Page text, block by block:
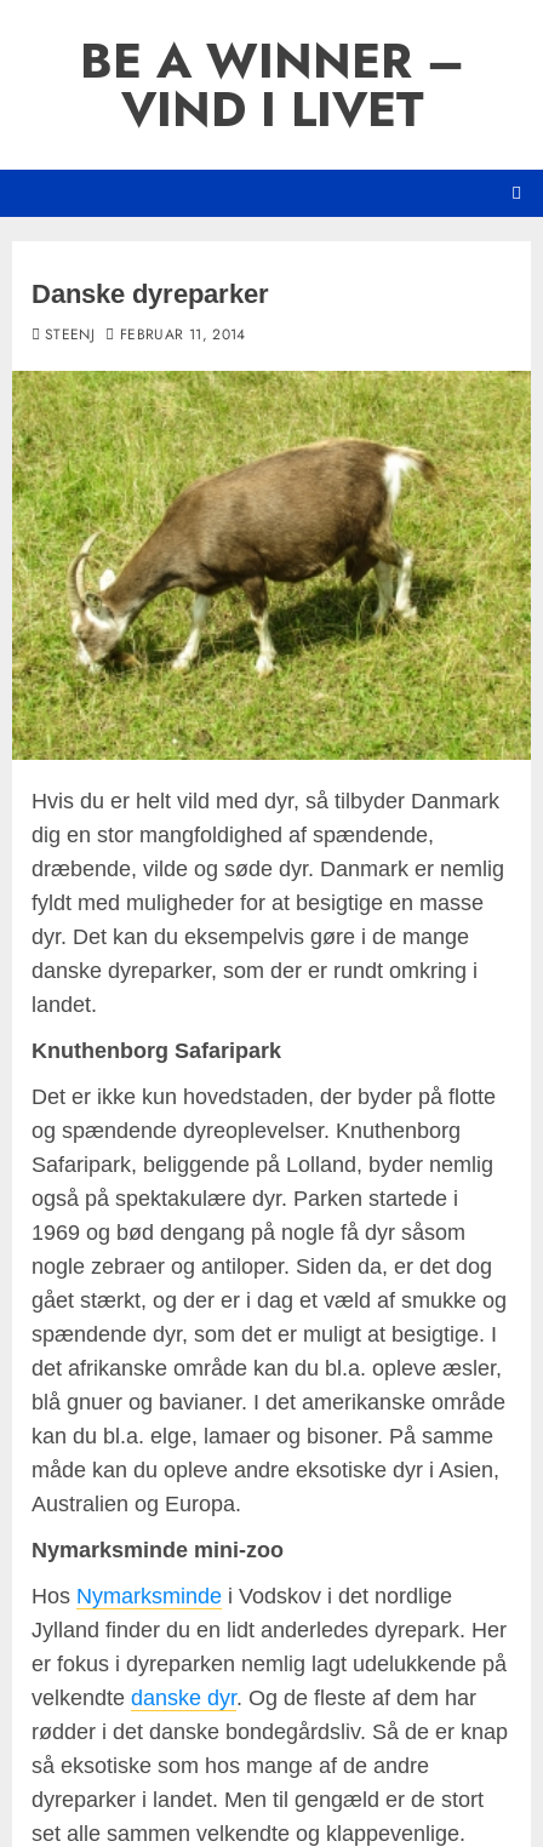
BE A WINNER –
VIND I LIVET
Danske dyreparker
STEENJ FEBRUAR 11, 2014
Hvis du er helt vild med dyr, så tilbyder Danmark
dig en stor mangfoldighed af spændende,
dræbende, vilde og søde dyr. Danmark er nemlig
fyldt med muligheder for at besigtige en masse
dyr. Det kan du eksempelvis gøre i de mange
danske dyreparker, som der er rundt omkring i
landet.
Knuthenborg Safaripark
Det er ikke kun hovedstaden, der byder på flotte
og spændende dyreoplevelser. Knuthenborg
Safaripark, beliggende på Lolland, byder nemlig
også på spektakulære dyr. Parken startede i
1969 og bød dengang på nogle få dyr såsom
nogle zebraer og antiloper. Siden da, er det dog
gået stærkt, og der er i dag et væld af smukke og
spændende dyr, som det er muligt at besigtige. I
det afrikanske område kan du bl.a. opleve æsler,
blå gnuer og bavianer. I det amerikanske område
kan du bl.a. elge, lamaer og bisoner. På samme
måde kan du opleve andre eksotiske dyr i Asien,
Australien og Europa.
Nymarksminde mini-zoo
Hos Nymarksminde i Vodskov i det nordlige
Jylland finder du en lidt anderledes dyrepark. Her
er fokus i dyreparken nemlig lagt udelukkende på
velkendte danske dyr. Og de fleste af dem har
rødder i det danske bondegårdsliv. Så de er knap
så eksotiske som hos mange af de andre
dyreparker i landet. Men til gengæld er de stort
set alle sammen velkendte og klappevenlige.